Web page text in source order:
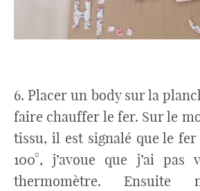
6. Placer un body sur la
faire chauffer le fer. Sur le
tissu, il est signalé que le
100°, j’avoue que j’ai
thermomètre. Ensuite